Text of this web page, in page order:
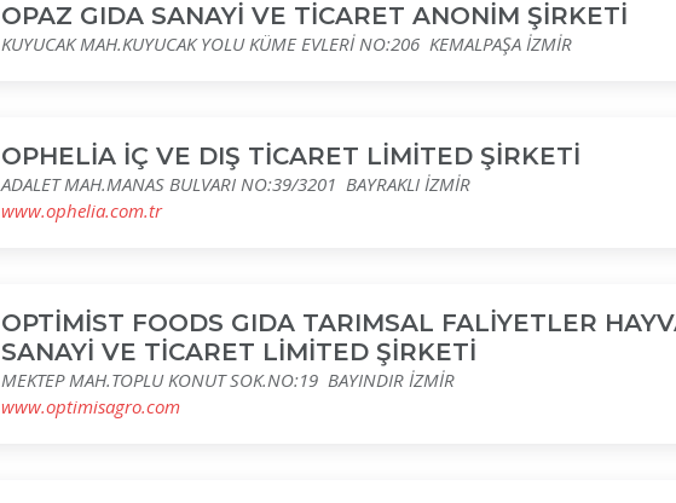
OPAZ GIDA SANAYİ VE TİCARET ANONİM ŞİRKETİ
KUYUCAK MAH.KUYUCAK YOLU KÜME EVLERİ NO:206 KEMALPAŞA İZMİR
OPHELİA İÇ VE DIŞ TİCARET LİMİTED ŞİRKETİ
ADALET MAH.MANAS BULVARI NO:39/3201 BAYRAKLI İZMİR
www.ophelia.com.tr
OPTİMİST FOODS GIDA TARIMSAL FALİYETLER
SANAYİ VE TİCARET LİMİTED ŞİRKETİ
MEKTEP MAH.TOPLU KONUT SOK.NO:19 BAYINDIR İZMİR
www.optimisagro.com